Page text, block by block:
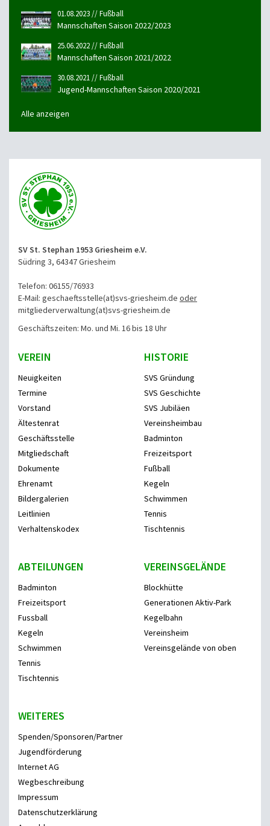
01.08.2023 // Fußball
Mannschaften Saison 2022/2023
25.06.2022 // Fußball
Mannschaften Saison 2021/2022
30.08.2021 // Fußball
Jugend-Mannschaften Saison 2020/2021
Alle anzeigen
SV St. Stephan 1953 Griesheim e.V.
Südring 3, 64347 Griesheim
Telefon: 06155/76933
E-Mail: geschaeftsstelle(at)svs-griesheim.de oder
mitgliederverwaltung(at)svs-griesheim.de
Geschäftszeiten: Mo. und Mi. 16 bis 18 Uhr
VEREIN
Neuigkeiten
Termine
Vorstand
Ältestenrat
Geschäftsstelle
Mitgliedschaft
Dokumente
Ehrenamt
Bildergalerien
Leitlinien
Verhaltenskodex
HISTORIE
SVS Gründung
SVS Geschichte
SVS Jubiläen
Vereinsheimbau
Badminton
Freizeitsport
Fußball
Kegeln
Schwimmen
Tennis
Tischtennis
ABTEILUNGEN
Badminton
Freizeitsport
Fussball
Kegeln
Schwimmen
Tennis
Tischtennis
VEREINSGELÄNDE
Blockhütte
Generationen Aktiv-Park
Kegelbahn
Vereinsheim
Vereinsgelände von oben
WEITERES
Spenden/Sponsoren/Partner
Jugendförderung
Internet AG
Wegbeschreibung
Impressum
Datenschutzerklärung